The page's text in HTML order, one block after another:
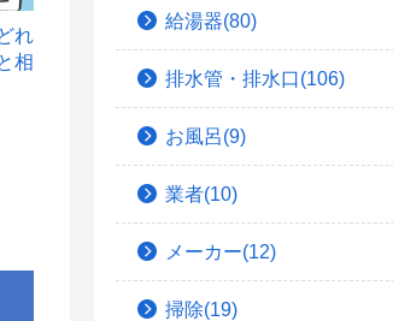
れ
相
給湯器(80)
排水管・排水口(106)
お風呂(9)
業者(10)
メーカー(12)
掃除(19)